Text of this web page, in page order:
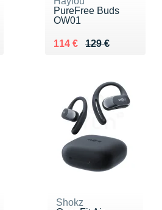
PureFree Buds
OW01
129 €
Au lieu de 129 €
114 €
Vendu 114 €
Shokz